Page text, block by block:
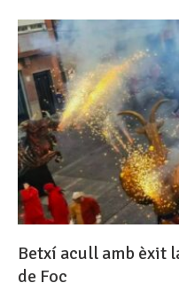
Betxí acull amb èxit
de Foc